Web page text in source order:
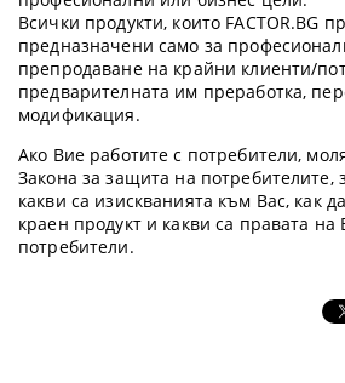
Всички продукти, които FACTOR.BG
предназначени само за
препродаване на крайни клиенти/
предварителната им преработка,
модификация.
Ако Вие работите с потребители,
Закона за защита на потребителите,
какви са изискванията към Вас, как
краен продукт и какви са правата
потребители.